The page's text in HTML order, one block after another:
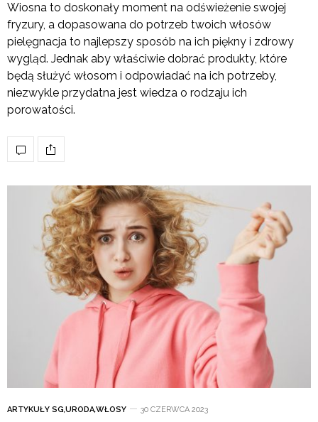
Wiosna to doskonały moment na odświeżenie swojej
fryzury, a dopasowana do potrzeb twoich włosów
pielęgnacja to najlepszy sposób na ich piękny i zdrowy
wygląd. Jednak aby właściwie dobrać produkty, które
będą służyć włosom i odpowiadać na ich potrzeby,
niezwykle przydatna jest wiedza o rodzaju ich
porowatości.
ARTYKUŁY SG,URODA,WŁOSY 30 CZERWCA 2023